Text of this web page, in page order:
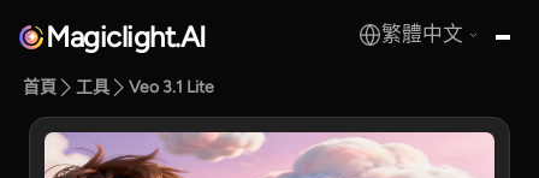
Magiclight.AI 繁體中文
首頁 工具 Veo 3.1 Lite